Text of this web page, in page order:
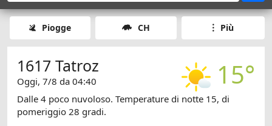
Piogge CH Più
15°
1617 Tatroz
Oggi, 7/8 da 04:40
Dalle 4 poco nuvoloso. Temperature di notte 15, di
pomeriggio 28 gradi.